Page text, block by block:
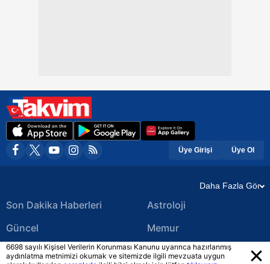
Üye Girişi Üye Ol
Daha Fazla Gör
Son Dakika Haberleri
Güncel
Ekonomi Haberleri
Astroloji
Memur
Yerel Haberler
6698 sayılı Kişisel Verilerin Korunması Kanunu uyarınca hazırlanmış
aydınlatma metnimizi okumak ve sitemizde ilgili mevzuata uygun